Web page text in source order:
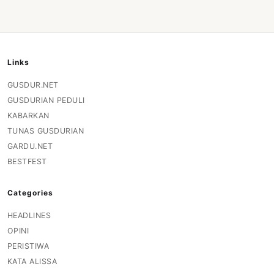
Links
GUSDUR.NET
GUSDURIAN PEDULI
KABARKAN
TUNAS GUSDURIAN
GARDU.NET
BESTFEST
Categories
HEADLINES
OPINI
PERISTIWA
KATA ALISSA